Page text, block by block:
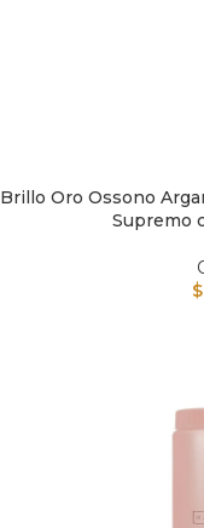
AÑADIR AL CARRITO
Brillo Oro Ossono
Supremo
$